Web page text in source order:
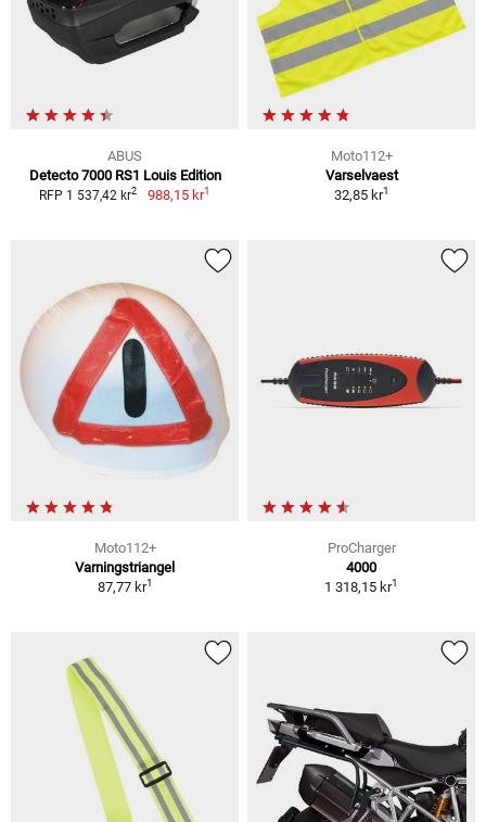
ABUS
Detecto 7000 RS1 Louis Edition
RFP 1 537,42 kr2 988,15 kr1
Moto112+
Varselvaest
32,85 kr1
Moto112+
Varningstriangel
87,77 kr1
ProCharger
4000
1 318,15 kr1